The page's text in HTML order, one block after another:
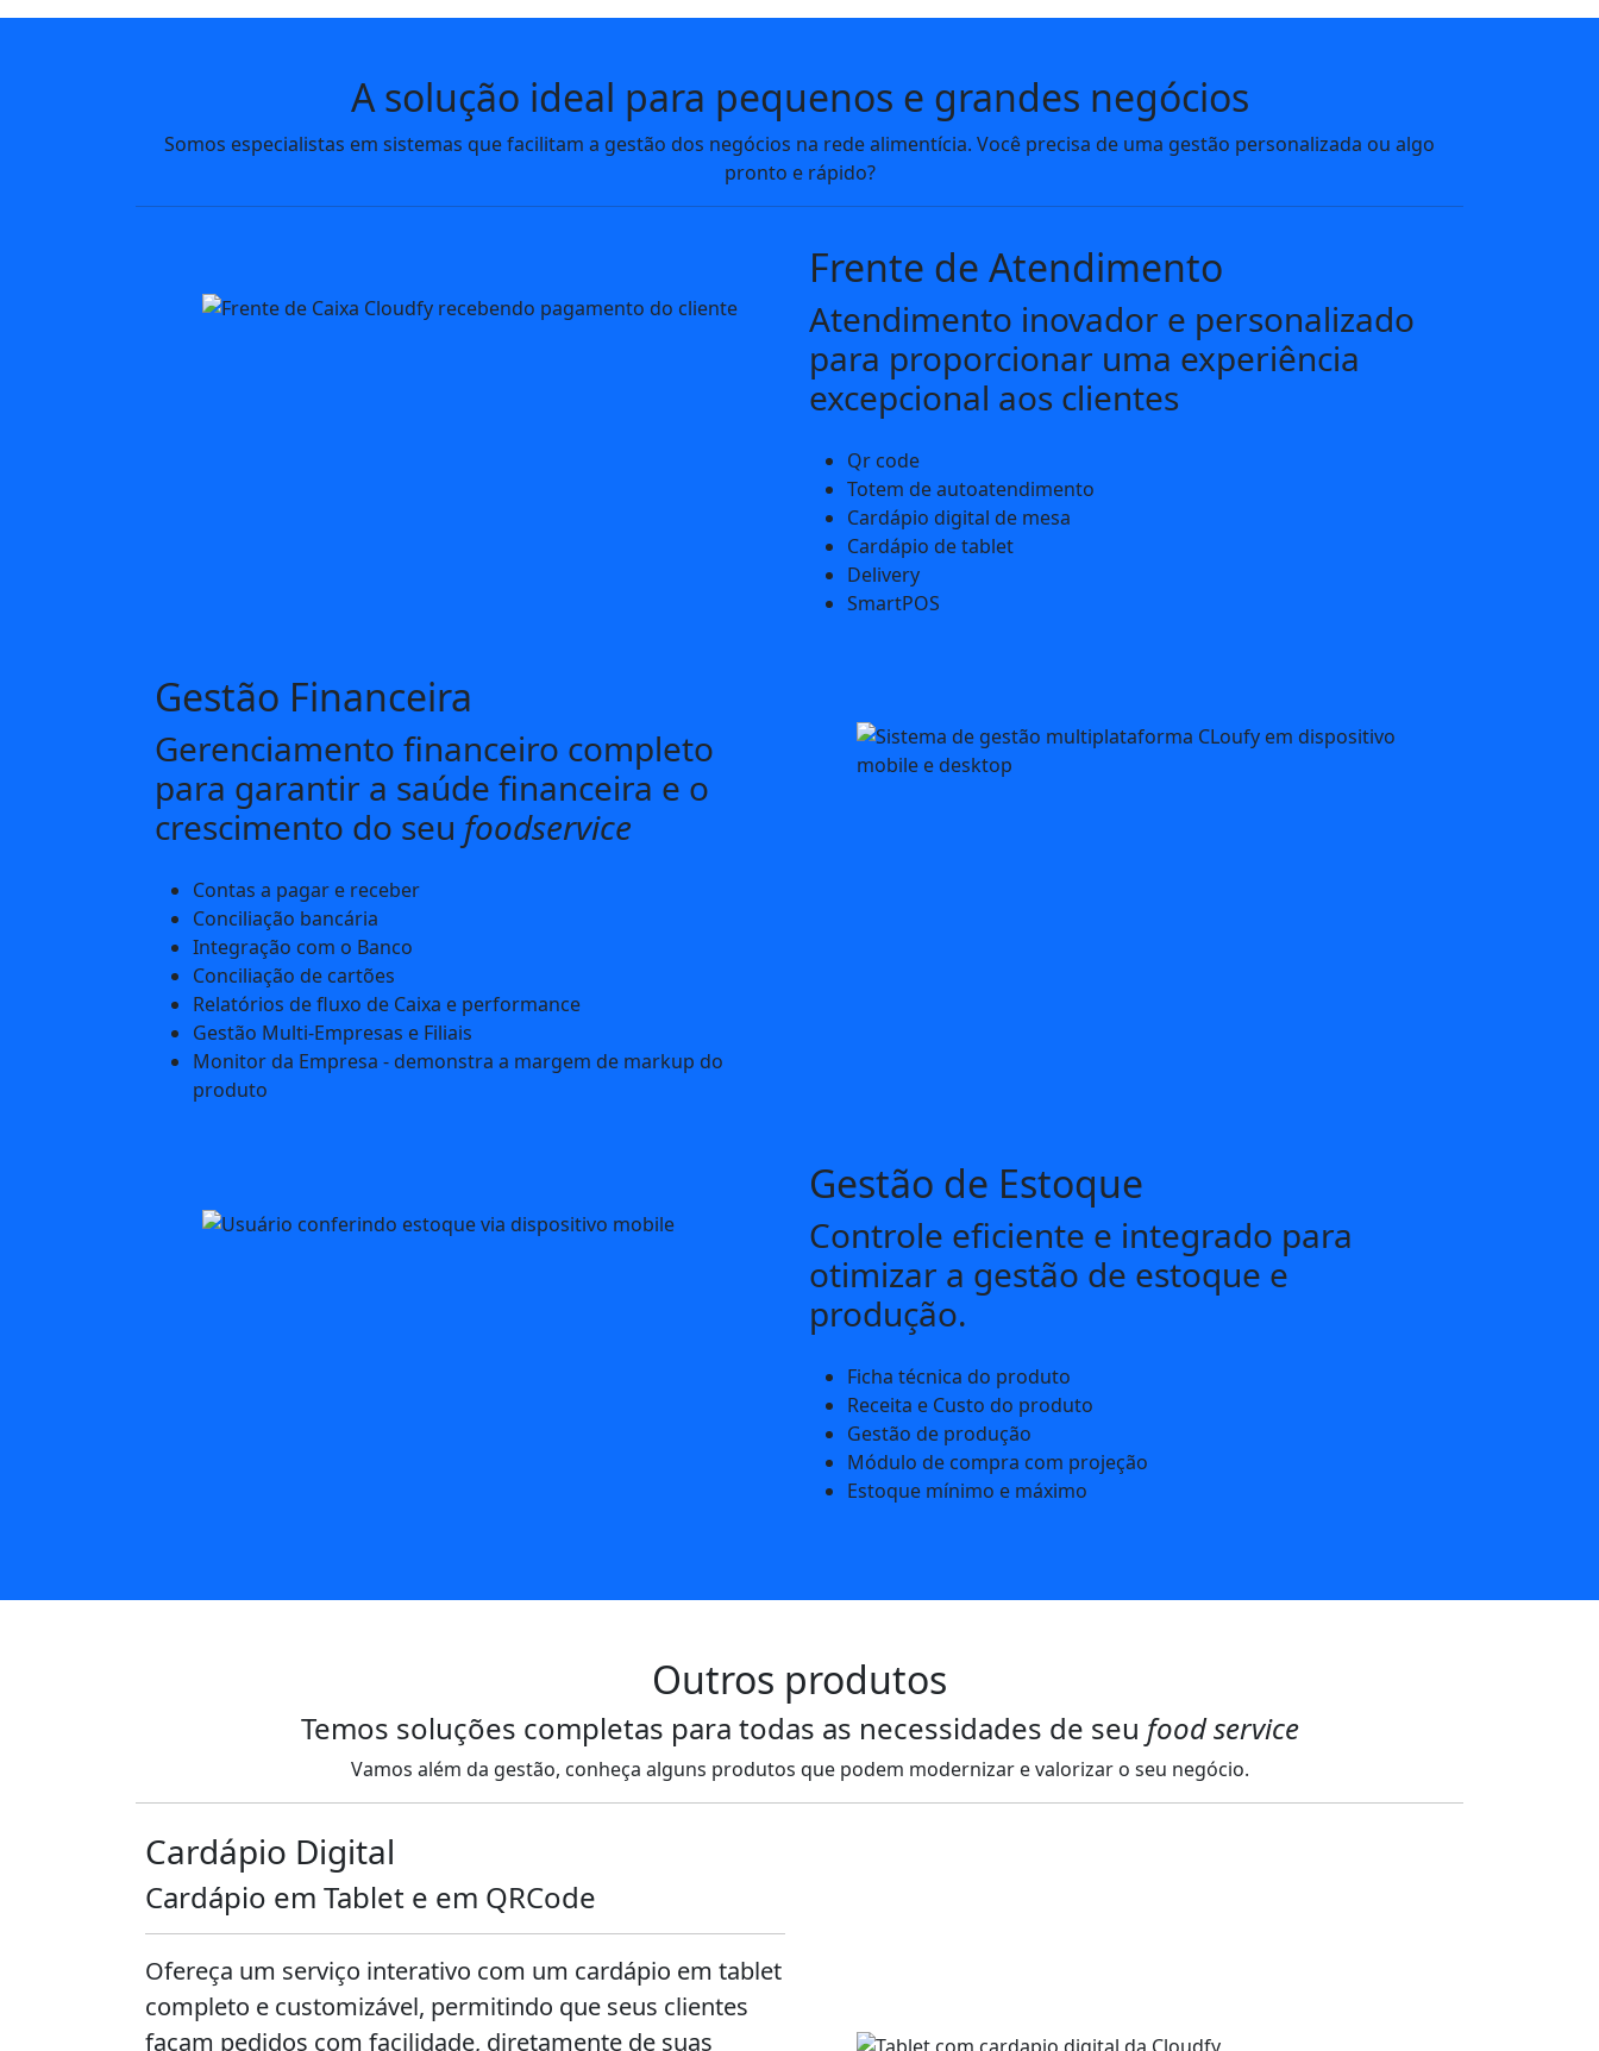
A solução ideal para pequenos e grandes negócios
Somos especialistas em sistemas que facilitam a gestão dos negócios na rede alimentícia. Você precisa de uma gestão personalizada ou algo
pronto e rápido?
Frente de Atendimento
Atendimento inovador e personalizado
para proporcionar uma experiência
excepcional aos clientes
Qr code
Totem de autoatendimento
Cardápio digital de mesa
Cardápio de tablet
Delivery
SmartPOS
Gestão Financeira
Gerenciamento financeiro completo
para garantir a saúde financeira e o
crescimento do seu foodservice
Contas a pagar e receber
Conciliação bancária
Integração com o Banco
Conciliação de cartões
Relatórios de fluxo de Caixa e performance
Gestão Multi-Empresas e Filiais
Monitor da Empresa - demonstra a margem de markup do
produto
Gestão de Estoque
Controle eficiente e integrado para
otimizar a gestão de estoque e
produção.
Ficha técnica do produto
Receita e Custo do produto
Gestão de produção
Módulo de compra com projeção
Estoque mínimo e máximo
Outros produtos
Temos soluções completas para todas as necessidades de seu food service
Vamos além da gestão, conheça alguns produtos que podem modernizar e valorizar o seu negócio.
Cardápio Digital
Cardápio em Tablet e em QRCode
Ofereça um serviço interativo com um cardápio em tablet
completo e customizável, permitindo que seus clientes
façam pedidos com facilidade, diretamente de suas